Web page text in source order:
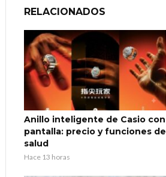
RELACIONADOS
Anillo inteligente de Casio con
pantalla: precio y funciones de
salud
Hace 13 horas